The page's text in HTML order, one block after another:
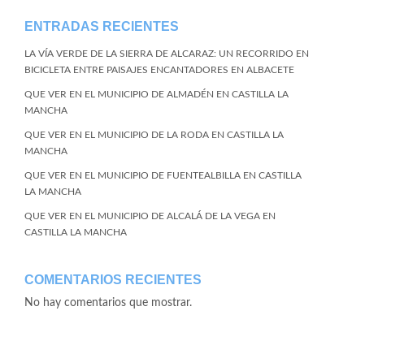
ENTRADAS RECIENTES
LA VÍA VERDE DE LA SIERRA DE ALCARAZ: UN RECORRIDO EN
BICICLETA ENTRE PAISAJES ENCANTADORES EN ALBACETE
QUE VER EN EL MUNICIPIO DE ALMADÉN EN CASTILLA LA
MANCHA
QUE VER EN EL MUNICIPIO DE LA RODA EN CASTILLA LA
MANCHA
QUE VER EN EL MUNICIPIO DE FUENTEALBILLA EN CASTILLA
LA MANCHA
QUE VER EN EL MUNICIPIO DE ALCALÁ DE LA VEGA EN
CASTILLA LA MANCHA
COMENTARIOS RECIENTES
No hay comentarios que mostrar.